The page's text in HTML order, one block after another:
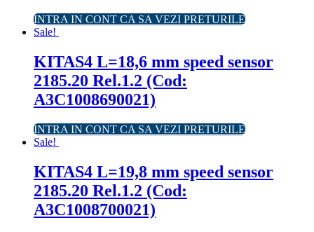
INTRA IN CONT CA SA VEZI PRETURILE
Sale!
KITAS4 L=18,6 mm speed sensor
2185.20 Rel.1.2 (Cod:
A3C1008690021)
INTRA IN CONT CA SA VEZI PRETURILE
Sale!
KITAS4 L=19,8 mm speed sensor
2185.20 Rel.1.2 (Cod:
A3C1008700021)